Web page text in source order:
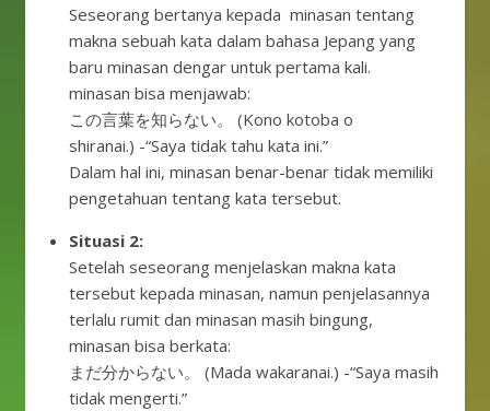
Seseorang bertanya kepada minasan tentang
makna sebuah kata dalam bahasa Jepang yang
baru minasan dengar untuk pertama kali.
minasan bisa menjawab:
この言葉を知らない。 (Kono kotoba o
shiranai.) -“Saya tidak tahu kata ini.”
Dalam hal ini, minasan benar-benar tidak memiliki
pengetahuan tentang kata tersebut.
Situasi 2:
Setelah seseorang menjelaskan makna kata
tersebut kepada minasan, namun penjelasannya
terlalu rumit dan minasan masih bingung,
minasan bisa berkata:
まだ分からない。 (Mada wakaranai.) -“Saya masih
tidak mengerti.”